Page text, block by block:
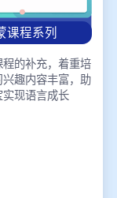
课程系列
的补充，着重培
兴趣内容丰富，助
实现语言成长